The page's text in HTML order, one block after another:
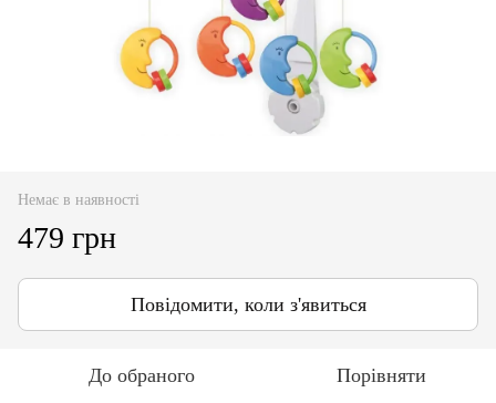
Немає в наявності
479 грн
Повідомити, коли з'явиться
До обраного Порівняти